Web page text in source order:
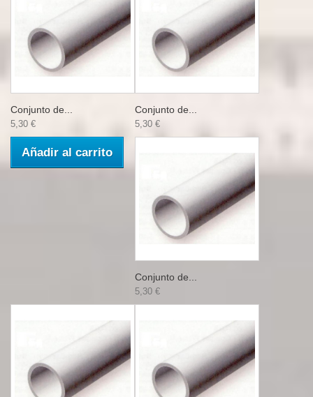
Conjunto de...
5,30 €
Añadir al carrito
Conjunto de...
5,30 €
Conjunto de...
5,30 €